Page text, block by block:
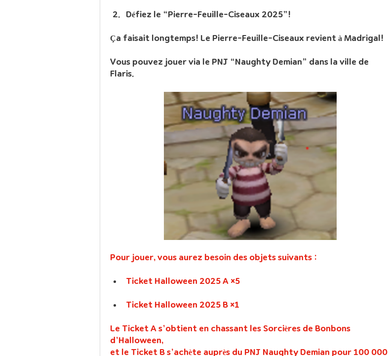
Défiez le “Pierre-Feuille-Ciseaux 2025”!
Ça faisait longtemps! Le Pierre-Feuille-Ciseaux revient à Madrigal!
Vous pouvez jouer via le PNJ “Naughty Demian” dans la ville de
Flaris.
Pour jouer, vous aurez besoin des objets suivants :
Ticket Halloween 2025 A ×5
Ticket Halloween 2025 B ×1
Le Ticket A s’obtient en chassant les Sorcières de Bonbons
d’Halloween,
et le Ticket B s’achète auprès du PNJ Naughty Demian pour 100 000